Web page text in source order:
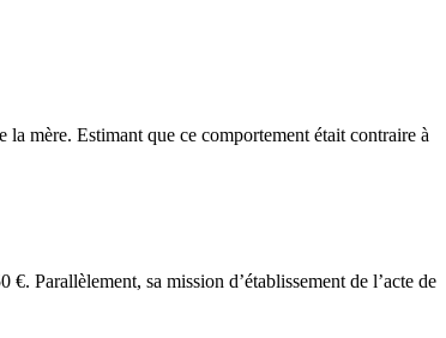
mère. Estimant que ce comportement était contraire à
Parallèlement, sa mission d’établissement de l’acte de